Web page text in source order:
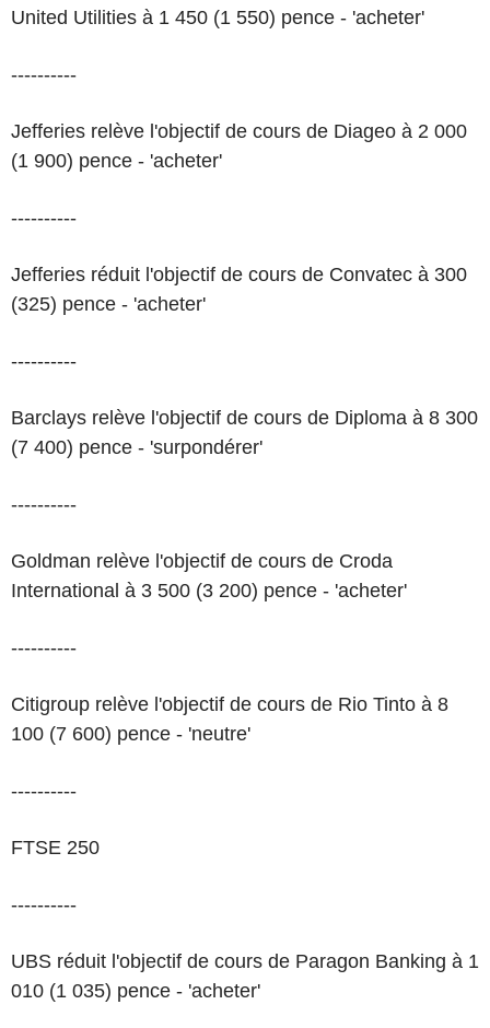
United Utilities à 1 450 (1 550) pence - 'acheter'
----------
Jefferies relève l'objectif de cours de Diageo à 2 000
(1 900) pence - 'acheter'
----------
Jefferies réduit l'objectif de cours de Convatec à 300
(325) pence - 'acheter'
----------
Barclays relève l'objectif de cours de Diploma à 8 300
(7 400) pence - 'surpondérer'
----------
Goldman relève l'objectif de cours de Croda
International à 3 500 (3 200) pence - 'acheter'
----------
Citigroup relève l'objectif de cours de Rio Tinto à 8
100 (7 600) pence - 'neutre'
----------
FTSE 250
----------
UBS réduit l'objectif de cours de Paragon Banking à 1
010 (1 035) pence - 'acheter'